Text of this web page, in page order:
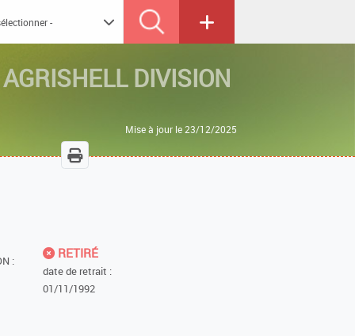
DIVISION
Mise à jour le 23/12/2025
:
RETIRÉ
date de retrait :
01/11/1992